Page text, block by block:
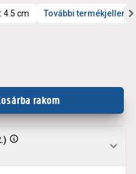
: 4.5 cm További
rakom